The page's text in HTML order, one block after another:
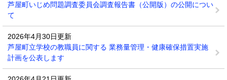
芦屋町いじめ問題調査委員会調査報告書（公開版）の公開につい
て
2026年4月30日更新
芦屋町立学校の教職員に関する 業務量管理・健康確保措置実施
計画を公表します